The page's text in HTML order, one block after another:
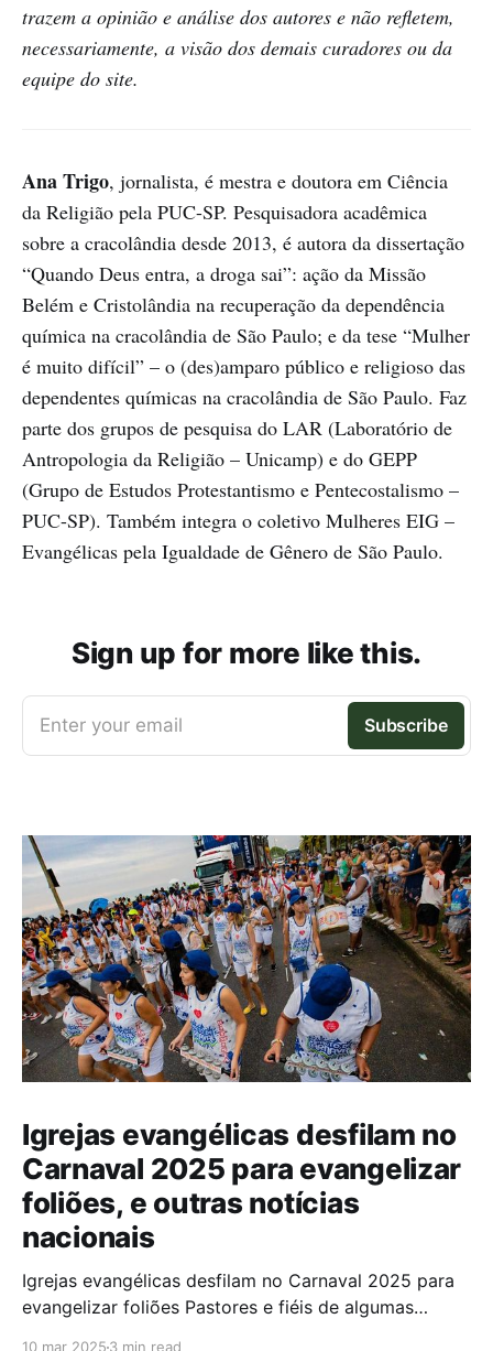
trazem a opinião e análise dos autores e não refletem,
necessariamente, a visão dos demais curadores ou da
equipe do site.
Ana Trigo, jornalista, é mestra e doutora em Ciência
da Religião pela PUC-SP. Pesquisadora acadêmica
sobre a cracolândia desde 2013, é autora da dissertação
“Quando Deus entra, a droga sai”: ação da Missão
Belém e Cristolândia na recuperação da dependência
química na cracolândia de São Paulo; e da tese “Mulher
é muito difícil” – o (des)amparo público e religioso das
dependentes químicas na cracolândia de São Paulo. Faz
parte dos grupos de pesquisa do LAR (Laboratório de
Antropologia da Religião – Unicamp) e do GEPP
(Grupo de Estudos Protestantismo e Pentecostalismo –
PUC-SP). Também integra o coletivo Mulheres EIG –
Evangélicas pela Igualdade de Gênero de São Paulo.
Sign up for more like this.
Enter your email Subscribe
Igrejas evangélicas desfilam no
Carnaval 2025 para evangelizar
foliões, e outras notícias
nacionais
Igrejas evangélicas desfilam no Carnaval 2025 para
evangelizar foliões Pastores e fiéis de algumas
10 mar 2025 3 min read